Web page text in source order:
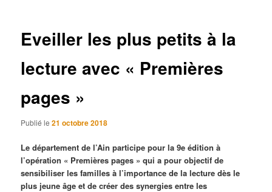
Eveiller les plus petits à la
lecture avec « Premières
pages »
Publié le21 octobre 2018
Le département de l’Ain participe pour la 9e édition à
l’opération « Premières pages » qui a pour objectif de
sensibiliser les familles à l’importance de la lecture dès le
plus jeune âge et de créer des synergies entre les